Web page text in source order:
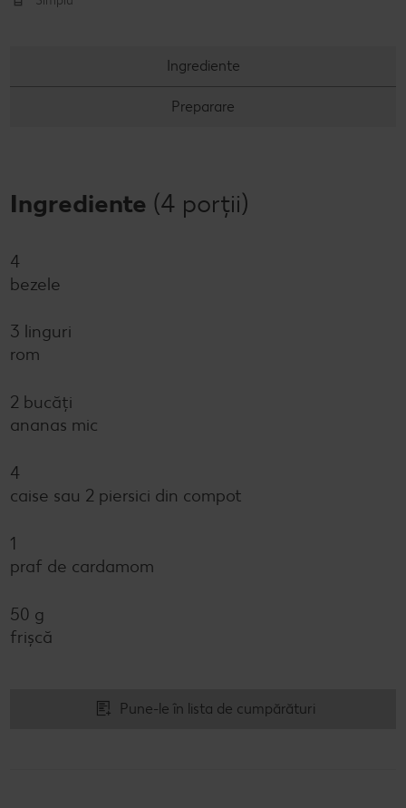
Ingrediente
Preparare
Ingrediente (4 porții)
4
bezele
3 linguri
rom
2 bucăți
ananas mic
4
caise sau 2 piersici din compot
1
praf de cardamom
50 g
frișcă
Pune-le în lista de cumpărături